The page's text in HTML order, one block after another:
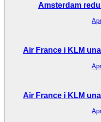
Amsterdam
Air France i KLM
Air France i KLM